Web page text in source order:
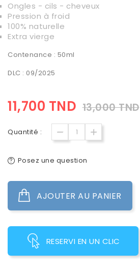
Ongles - cils - cheveux
Pression à froid
100% naturelle
Extra vierge
Contenance : 50ml
DLC : 09/2025
11,700 TND 13,000 TND
Quantité :
Posez une question
AJOUTER AU PANIER
RESERVI EN UN CLIC